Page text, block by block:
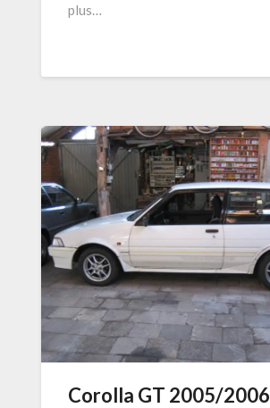
plus…
Corolla GT 2005/2006